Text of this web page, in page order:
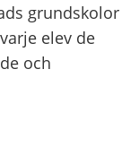
grundskolor
elev de
och